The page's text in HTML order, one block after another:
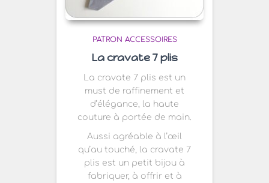
PATRON ACCESSOIRES
La cravate 7 plis
La cravate 7 plis est un
must de raffinement et
d’élégance, la haute
couture à portée de main.
Aussi agréable à l’œil
qu’au touché, la cravate 7
plis est un petit bijou à
fabriquer, à offrir et à